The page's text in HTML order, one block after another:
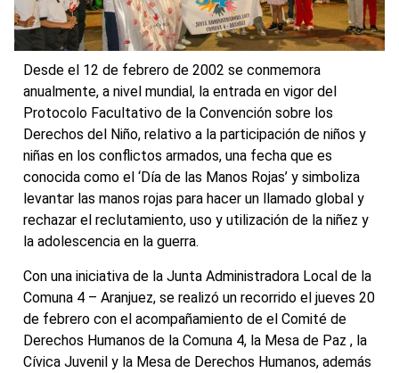
Desde el 12 de febrero de 2002 se conmemora
anualmente, a nivel mundial, la entrada en vigor del
Protocolo Facultativo de la Convención sobre los
Derechos del Niño, relativo a la participación de niños y
niñas en los conflictos armados, una fecha que es
conocida como el ‘Día de las Manos Rojas’ y simboliza
levantar las manos rojas para hacer un llamado global y
rechazar el reclutamiento, uso y utilización de la niñez y
la adolescencia en la guerra.
Con una iniciativa de la Junta Administradora Local de la
Comuna 4 – Aranjuez, se realizó un recorrido el jueves 20
de febrero con el acompañamiento de el Comité de
Derechos Humanos de la Comuna 4, la Mesa de Paz , la
Cívica Juvenil y la Mesa de Derechos Humanos, además